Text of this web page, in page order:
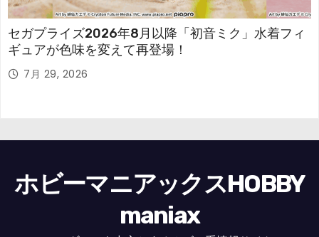
セガプライズ2026年8月以降「初音ミク」水着フィ
ギュアが色味を変えて再登場！
7月 29, 2026
ホビーマニアックスHOBBY
maniax